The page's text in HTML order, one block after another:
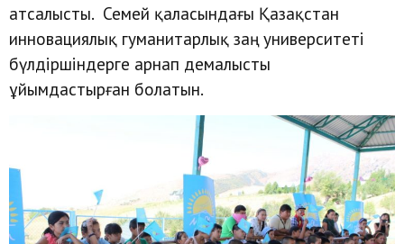
атсалысты. Семей қаласындағы Қазақстан
инновациялық гуманитарлық заң университеті
бүлдіршіндерге арнап демалысты
ұйымдастырған болатын.